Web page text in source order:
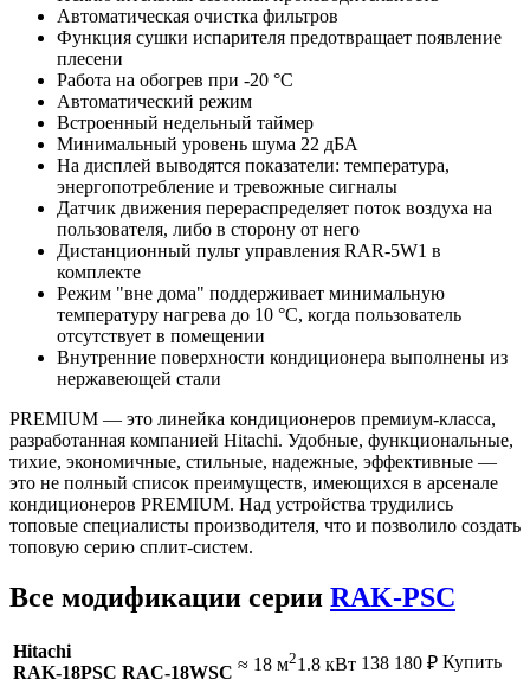
Автоматическая очистка фильтров
Функция сушки испарителя предотвращает появление
плесени
Работа на обогрев при -20 °С
Автоматический режим
Встроенный недельный таймер
Минимальный уровень шума 22 дБА
На дисплей выводятся показатели: температура,
энергопотребление и тревожные сигналы
Датчик движения перераспределяет поток воздуха на
пользователя, либо в сторону от него
Дистанционный пульт управления RAR-5W1 в
комплекте
Режим "вне дома" поддерживает минимальную
температуру нагрева до 10 °C, когда пользователь
отсутствует в помещении
Внутренние поверхности кондиционера выполнены из
нержавеющей стали
PREMIUM — это линейка кондиционеров премиум-класса,
разработанная компанией Hitachi. Удобные, функциональные,
тихие, экономичные, стильные, надежные, эффективные —
это не полный список преимуществ, имеющихся в арсенале
кондиционеров PREMIUM. Над устройства трудились
топовые специалисты производителя, что и позволило создать
топовую серию сплит-систем.
Все модификации серии RAK-PSC
Hitachi
RAK-18PSC RAC-18WSC ≈ 18 м21.8 кВт 138 180 ₽ Купить